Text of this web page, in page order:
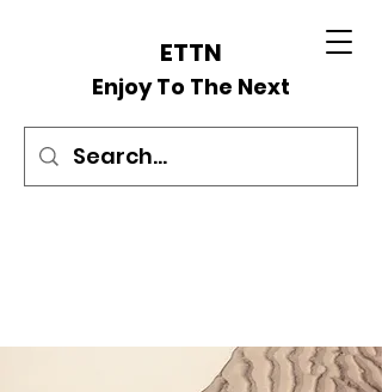
ETTN
Enjoy To The Next